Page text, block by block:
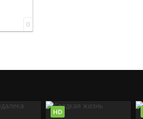
0
HD